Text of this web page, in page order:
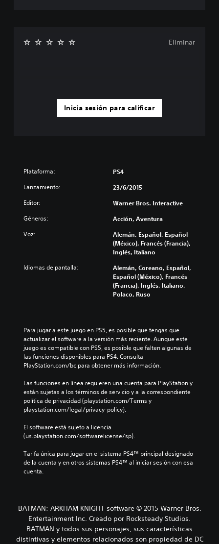
Inicia sesión para calificar
Eliminar
Plataforma: PS4
Lanzamiento: 23/6/2015
Editor: Warner Bros. Interactive
Géneros: Acción, Aventura
Voz:
Alemán, Español, Español
(México), Francés (Francia),
Inglés, Italiano
Idiomas de pantalla:
Alemán, Coreano, Español,
Español (México), Francés
(Francia), Inglés, Italiano,
Polaco, Ruso
Para jugar a este juego en PS5, es posible que tengas que
actualizar el software a la versión más reciente. Aunque este
juego es compatible con PS5, es posible que falten algunas de
las funciones disponibles para PS4. Consulta
PlayStation.com/bc para obtener más información.
Las funciones en línea requieren una cuenta para PlayStation y
están sujetas a los términos de servicio y a la correspondiente
política de privacidad (playstation.com/Terms y
playstation.com/legal/privacy-policy).
El software está sujeto a licencia
(us.playstation.com/softwarelicense/sp).
Tarifa única para jugar en el sistema PS4™ principal designado
de la cuenta y en otros sistemas PS4™ al iniciar sesión con esa
cuenta.
BATMAN: ARKHAM KNIGHT software © 2015 Warner Bros.
Entertainment Inc. Creado por Rocksteady Studios.
BATMAN y todos sus personajes, sus características
distintivas y elementos relacionados son propiedad de DC